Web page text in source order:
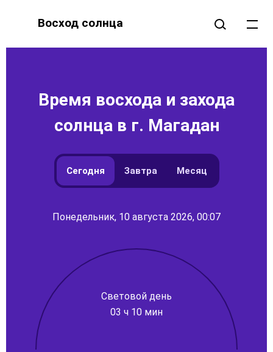
Восход солнца
Время восхода и захода
солнца в г. Магадан
Сегодня Завтра Месяц
Понедельник, 10 августа 2026, 00:07
Световой день
03 ч 10 мин